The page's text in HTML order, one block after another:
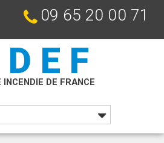
09 65 20 00 71
INCENDIE DE FRANCE